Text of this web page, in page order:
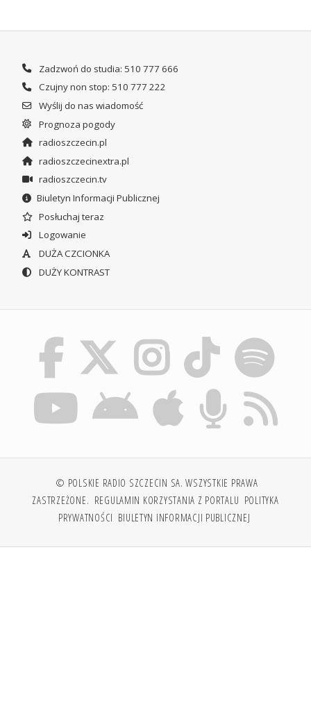
Zadzwoń do studia: 510 777 666
Czujny non stop: 510 777 222
Wyślij do nas wiadomość
Prognoza pogody
radioszczecin.pl
radioszczecinextra.pl
radioszczecin.tv
Biuletyn Informacji Publicznej
Posłuchaj teraz
Logowanie
DUŻA CZCIONKA
DUŻY KONTRAST
© POLSKIE RADIO SZCZECIN SA. WSZYSTKIE PRAWA
ZASTRZEŻONE. REGULAMIN KORZYSTANIA Z PORTALU POLITYKA
PRYWATNOŚCI BIULETYN INFORMACJI PUBLICZNEJ